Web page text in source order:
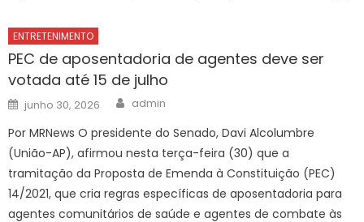
ENTRETENIMENTO
PEC de aposentadoria de agentes deve ser
votada até 15 de julho
Posted
on
junho 30, 2026 Author
admin
Por MRNews O presidente do Senado, Davi Alcolumbre
(União-AP), afirmou nesta terça-feira (30) que a
tramitação da Proposta de Emenda à Constituição (PEC)
14/2021, que cria regras específicas de aposentadoria para
agentes comunitários de saúde e agentes de combate às